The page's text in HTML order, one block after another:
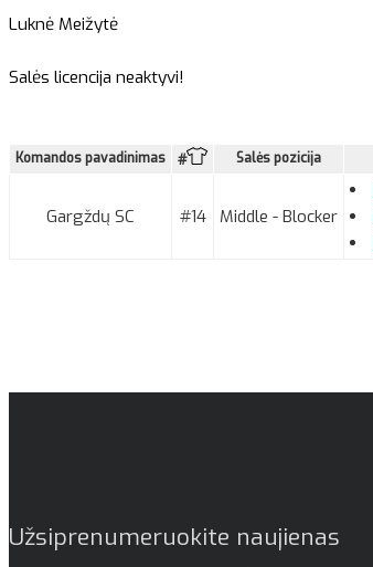
Luknė Meižytė
Salės licencija neaktyvi!
Komandos pavadinimas # Salės pozicija
Gargždų SC #14 Middle - Blocker
Užsiprenumeruokite naujienas